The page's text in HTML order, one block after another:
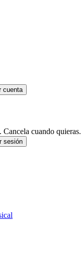
cuenta
Cancela cuando quieras.
sesión